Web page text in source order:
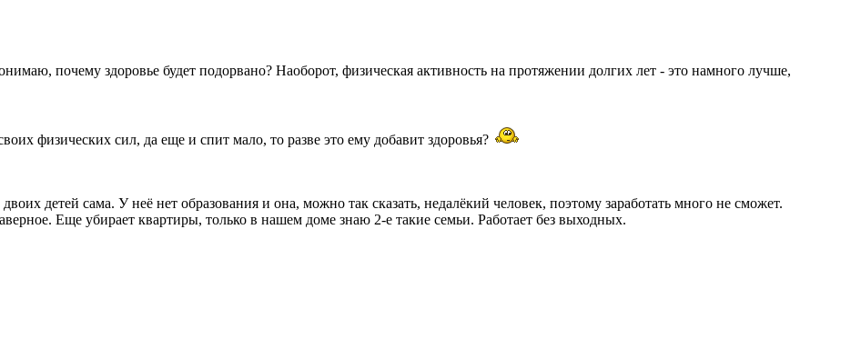
почему здоровье будет подорвано? Наоборот, физическая активность на протяжении долгих лет - это намного лучше,
физических сил, да еще и спит мало, то разве это ему добавит здоровья?
детей сама. У неё нет образования и она, можно так сказать, недалёкий человек, поэтому заработать много не сможет.
Еще убирает квартиры, только в нашем доме знаю 2-е такие семьи. Работает без выходных.